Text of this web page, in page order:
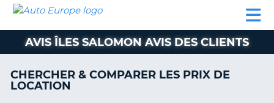
LOCATION
VOITURE
CLIENT
AUTO
EUROPE
LOCATION
VOITURE
MOBILHOME
PARTENAIRES
AVIS ÎLES SALOMON AVIS DES CLIENTS
CHERCHER & COMPARER LES PRIX DE
LOCATION